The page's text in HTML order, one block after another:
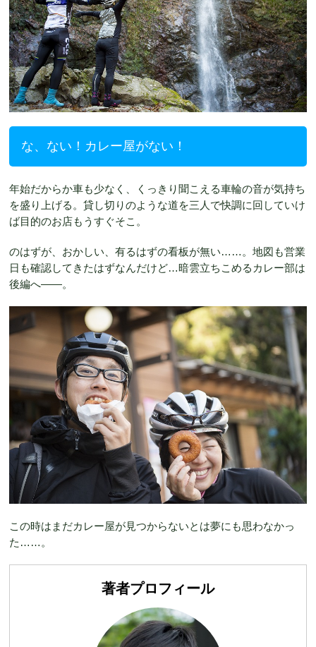
な、ない！カレー屋がない！
年始だからか車も少なく、くっきり聞こえる車輪の音が気持ち
を盛り上げる。貸し切りのような道を三人で快調に回していけ
ば目的のお店もうすぐそこ。
のはずが、おかしい、有るはずの看板が無い……。地図も営業
日も確認してきたはずなんだけど…暗雲立ちこめるカレー部は
後編へ――。
この時はまだカレー屋が見つからないとは夢にも思わなかっ
た……。
著者プロフィール